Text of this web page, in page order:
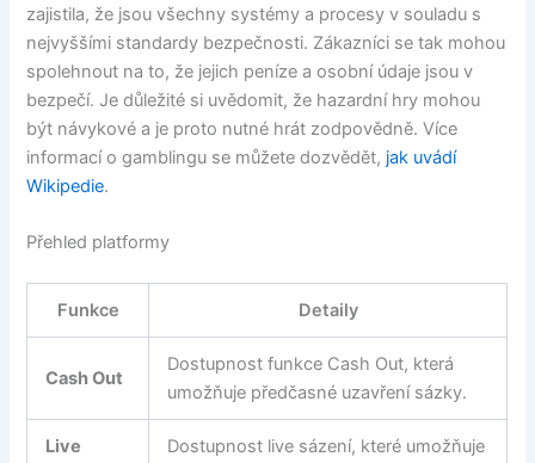
zajistila, že jsou všechny systémy a procesy v souladu s
nejvyššími standardy bezpečnosti. Zákazníci se tak mohou
spolehnout na to, že jejich peníze a osobní údaje jsou v
bezpečí. Je důležité si uvědomit, že hazardní hry mohou
být návykové a je proto nutné hrát zodpovědně. Více
informací o gamblingu se můžete dozvědět, jak uvádí
Wikipedie.
Přehled platformy
Funkce Detaily
Cash Out
Dostupnost funkce Cash Out, která
umožňuje předčasné uzavření sázky.
Live
Dostupnost live sázení, které umožňuje